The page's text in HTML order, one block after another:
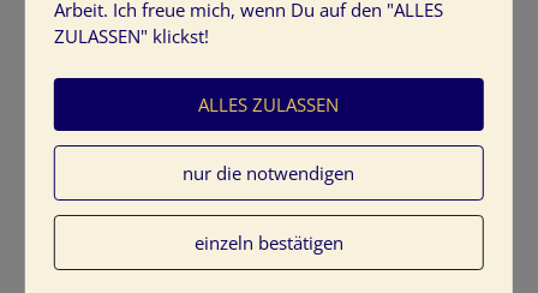
Name*
Website
Arbeit. Ich freue mich, wenn Du auf den "ALLES
ZULASSEN" klickst!
ALLES ZULASSEN
nur die notwendigen
einzeln bestätigen